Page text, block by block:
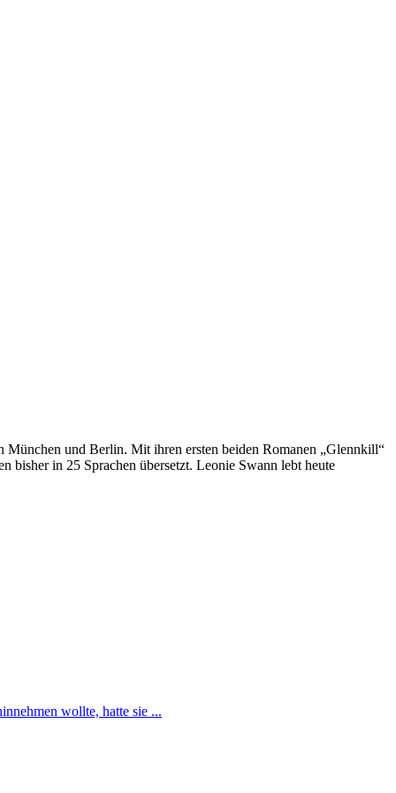
und Berlin. Mit ihren ersten beiden Romanen „Glennkill“
bisher in 25 Sprachen übersetzt. Leonie Swann lebt heute
wollte, hatte sie ...